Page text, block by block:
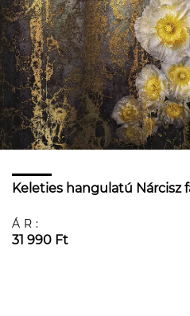
Keleties hangulatú Nárcisz
ÁR:
31 990 Ft